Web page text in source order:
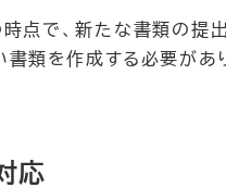
点で、新たな書類の提
書類を作成する必要があ
応